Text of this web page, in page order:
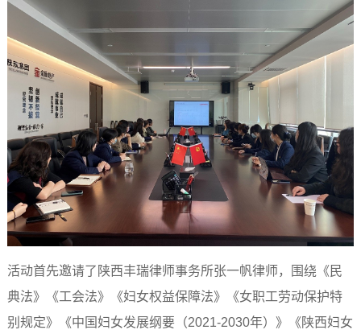
活动首先邀请了陕西丰瑞律师事务所张一帆律师，围绕《民
典法》《工会法》《妇女权益保障法》《女职工劳动保护特
别规定》《中国妇女发展纲要（2021-2030年）》《陕西妇女